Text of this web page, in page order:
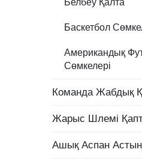
Белбеу Қалта
Баскетбол
Американдық
Сөмкелері
Команда Жабдық
Жарыс Шлемі
Ашық Аспан